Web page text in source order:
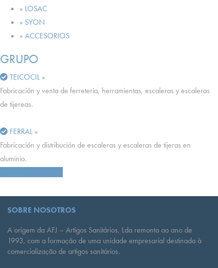
» LOSAC
» SYON
» ACCESORIOS
GRUPO
TEICOCIL »
Fabricación y venta de ferretería, herramientas, escaleras y escaleras
de tijereas.
FERRAL »
Fabricación y distribución de escaleras y escaleras de tijeras en
aluminio.
SOBRE NOSOTROS
A origem da AFJ – Artigos Sanitários, Lda remonta ao ano de
1993, com a formação de uma unidade empresarial destinada à
comercialização de artigos sanitários.